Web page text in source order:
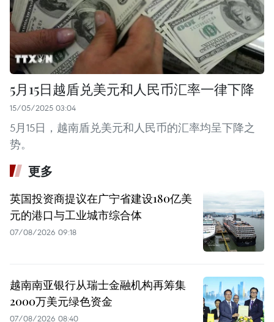
5月15日越盾兑美元和人民币汇率一律下降
15/05/2025 03:04
5月15日，越南盾兑美元和人民币的汇率均呈下降之
势。
更多
英国投资商提议在广宁省建设180亿美
元的港口与工业城市综合体
07/08/2026 09:18
越南南亚银行从瑞士金融机构再筹集
2000万美元绿色资金
07/08/2026 08:40